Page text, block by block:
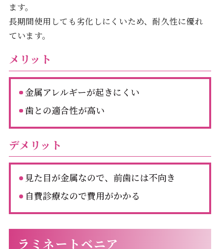
ます。
長期間使用しても劣化しにくいため、耐久性に優れ
ています。
メリット
金属アレルギーが起きにくい
歯との適合性が高い
デメリット
見た目が金属なので、前歯には不向き
自費診療なので費用がかかる
ラミネートベニア